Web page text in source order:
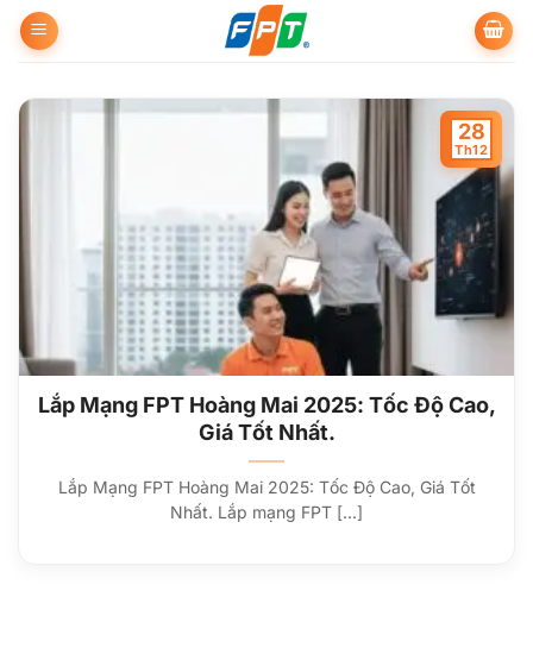
qua
dung
Lắp Mạng FPT Hoàng Mai 2025: Tốc Độ Cao,
Giá Tốt Nhất.
Lắp Mạng FPT Hoàng Mai 2025: Tốc Độ Cao, Giá Tốt
Nhất. Lắp mạng FPT [...]
28
Th12